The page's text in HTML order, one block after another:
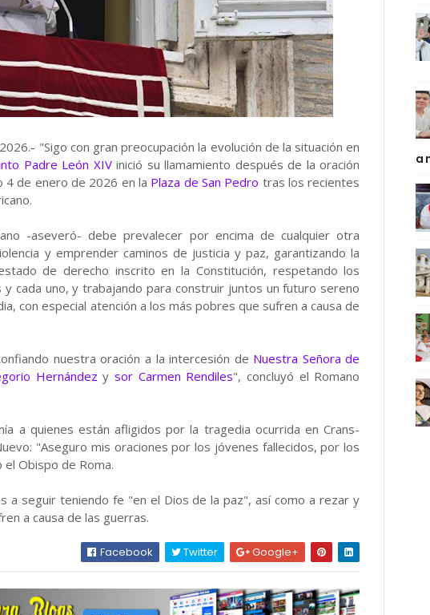
"Sigo con gran preocupación la evolución de la situación en
Padre León XIVinició su llamamiento después de la oración
4 de enero de 2026 en la Plaza de San Pedro tras los recientes
-aseveró- debe prevalecer por encima de cualquier otra
y emprender caminos de justicia y paz, garantizando la
de derecho inscrito en la Constitución, respetando los
cada uno, y trabajando para construir juntos un futuro sereno
con especial atención a los más pobres que sufren a causa de
nuestra oración a la intercesión de Nuestra Señora de
Hernándezy sor Carmen Rendiles", concluyó el Romano
a quienes están afligidos por la tragedia ocurrida en Crans-
"Aseguro mis oraciones por los jóvenes fallecidos, por los
Obispo de Roma.
a seguir teniendo fe "en el Dios de la paz", así como a rezar y
a causa de las guerras.
Facebook Twitter Google+
a